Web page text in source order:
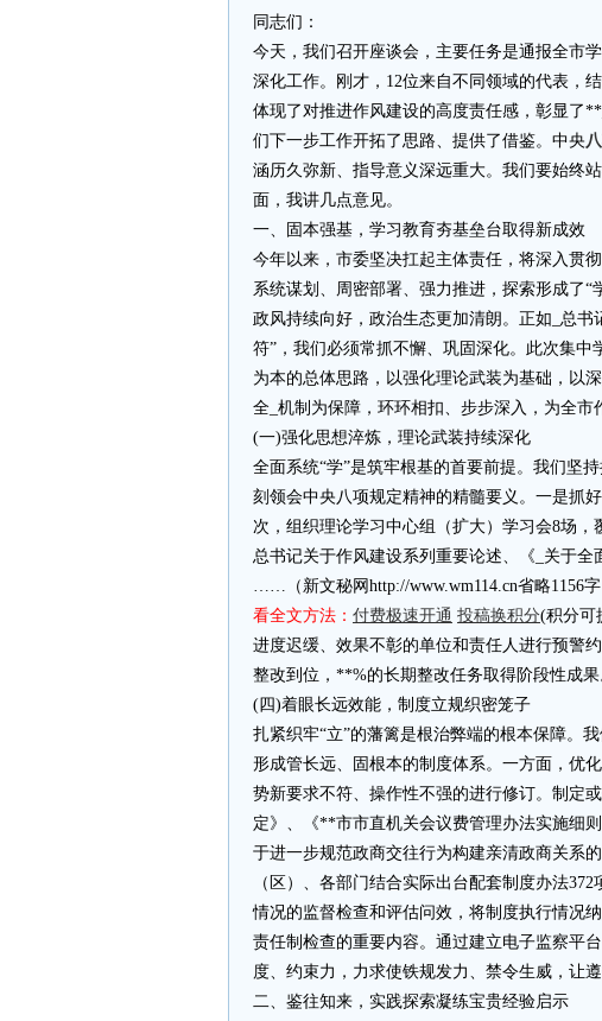
同志们：
今天，我们召开座谈会，主要任务是通报全市
深化工作。刚才，12位来自不同领域的代表，
体现了对推进作风建设的高度责任感，彰显了
们下一步工作开拓了思路、提供了借鉴。中央
涵历久弥新、指导意义深远重大。我们要始终
面，我讲几点意见。
一、固本强基，学习教育夯基垒台取得新成效
今年以来，市委坚决扛起主体责任，将深入贯
系统谋划、周密部署、强力推进，探索形成了
政风持续向好，政治生态更加清朗。正如_总
符”，我们必须常抓不懈、巩固深化。此次集
为本的总体思路，以强化理论武装为基础，以
全_机制为保障，环环相扣、步步深入，为全市
(一)强化思想淬炼，理论武装持续深化
全面系统“学”是筑牢根基的首要前提。我们坚
刻领会中央八项规定精神的精髓要义。一是抓
次，组织理论学习中心组（扩大）学习会8场
总书记关于作风建设系列重要论述、《_关于全
……（新文秘网http://www.wm114.cn省略1156
看全文方法： 付费极速开通 投稿换积分(积分可
进度迟缓、效果不彰的单位和责任人进行预警
整改到位，**%的长期整改任务取得阶段性成果
(四)着眼长远效能，制度立规织密笼子
扎紧织牢“立”的藩篱是根治弊端的根本保障。
形成管长远、固根本的制度体系。一方面，优
势新要求不符、操作性不强的进行修订。制定
定》、《**市市直机关会议费管理办法实施细
于进一步规范政商交往行为构建亲清政商关系
（区）、各部门结合实际出台配套制度办法
情况的监督检查和评估问效，将制度执行情况
责任制检查的重要内容。通过建立电子监察平
度、约束力，力求使铁规发力、禁令生威，让
二、鉴往知来，实践探索凝练宝贵经验启示